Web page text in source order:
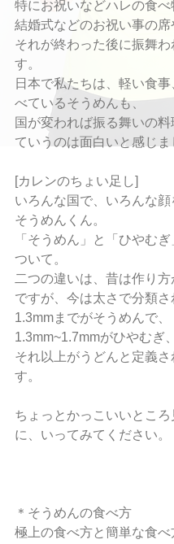
特にお祝いなどハレの食べ
結婚式などのお祝い事の席
それが終わった後に振舞わ
す。
日本で私たちは、軽い食
べているそうめんも、
国が変われば振る舞いの料
ていうのは面白いと感じま
[カレンのちょい足し]
いろんな国で、いろんな顔
そうめんくん。
「そうめん」と「ひやむ
ついて。
二つの違いは、昔は作り
ですが、今は太さで分類さ
1.3mmまでがそうめんで、
1.3mm~1.7mmがひやむぎ、
それ以上がうどんと定義さ
す。
ちょっとかっこいいとこ
に、いってみてください。
＊そうめんの食べ方
極上の食べ方と簡単な食べ